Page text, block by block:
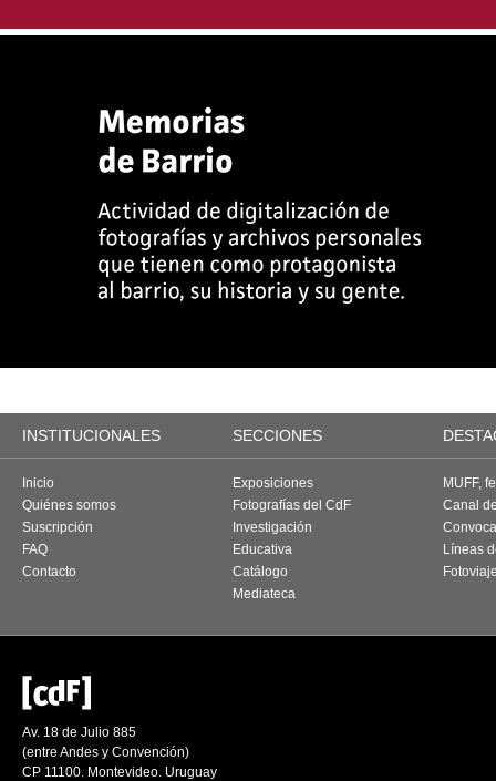
INSTITUCIONALES SECCIONES
Inicio
Quiénes somos
Suscripción
FAQ
Contacto
Exposiciones
Fotografías del CdF
Investigación
Educativa
Catálogo
Mediateca
MUFF,
Canal
Líneas
Av. 18 de Julio 885
(entre Andes y Convención)
CP 11100. Montevideo. Uruguay